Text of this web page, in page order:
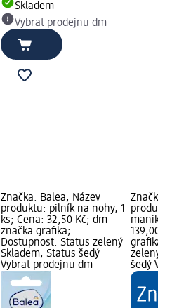
Skladem
Vybrat prodejnu dm
Značka: Balea; Název
produktu: pilník na nohy, 1
ks; Cena: 32,50 Kč; dm
značka grafika;
Dostupnost: Status zelený
Skladem, Status šedý
Vybrat prodejnu dm
Značka:
139,00
grafika;
zelený
šedý